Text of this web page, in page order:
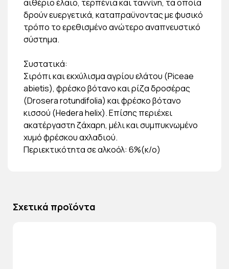
αιθέριο έλαιο, τερπένια και ταννίνη, τα οποία
δρούν ευεργετικά, καταπραϋνοντας με φυσικό
τρόπο το ερεθισμένο ανώτερο αναπνευστικό
σύστημα.
Συστατικά:
Σιρόπι και εκχύλισμα αγρίου ελάτου (Piceae
abietis), φρέσκο βότανο και ρίζα δροσέρας
(Drosera rotundifolia) και φρέσκο βότανο
κισσού (Hedera helix). Επίσης περιέχει
ακατέργαστη ζάχαρη, μέλι και συμπυκνωμένο
χυμό φρέσκου αχλαδιού.
Περιεκτικότητα σε αλκοόλ: 6%(κ/ο)
Σχετικά προϊόντα